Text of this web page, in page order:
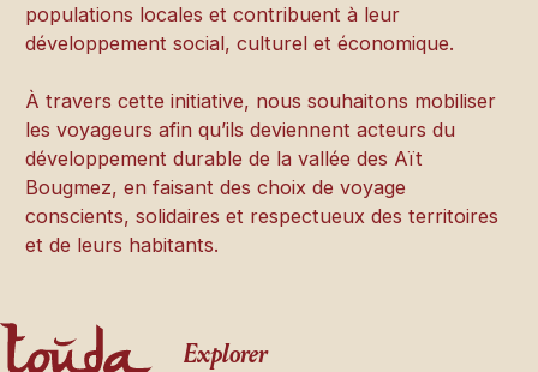
populations locales et contribuent à leur
développement social, culturel et économique.
À travers cette initiative, nous souhaitons mobiliser
les voyageurs afin qu’ils deviennent acteurs du
développement durable de la vallée des Aït
Bougmez, en faisant des choix de voyage
conscients, solidaires et respectueux des territoires
et de leurs habitants.
Footer
Explorer